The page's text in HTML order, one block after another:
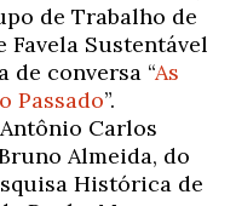
de Trabalho de
Favela Sustentável
de conversa “As
Passado”.
Carlos
Almeida, do
Histórica de